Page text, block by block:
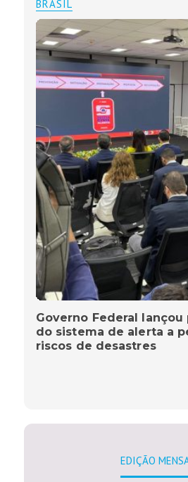
BRASIL
Governo Federal
do sistema de alerta a
riscos de desastres
EDIÇÃO